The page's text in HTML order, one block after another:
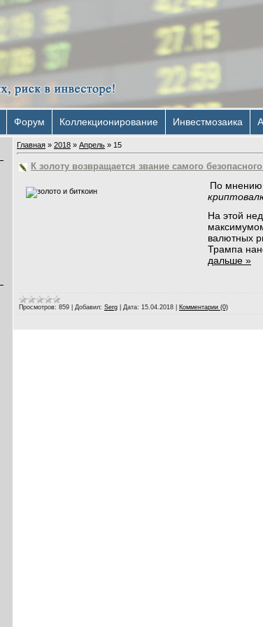
Форум Коллекционирование Инвестмозаика
Главная » 2018 » Апрель » 15
К золоту возвращается звание самого
По мнению
На этой
валютных
Трампа
дальше »
Просмотров: 859 Добавил: Serg Дата: 15.04.2018 Комментарии (0)